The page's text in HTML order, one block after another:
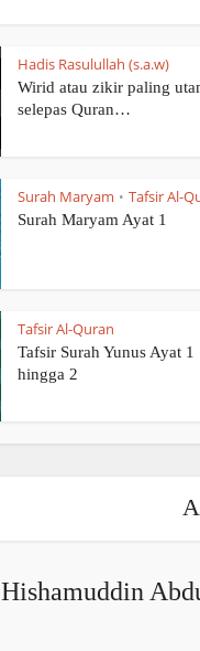
Hadis Rasulullah (s.a.w)
Wirid atau zikir paling
selepas Quran…
Surah Maryam • Tafsir Al-
Surah Maryam Ayat 1
Tafsir Al-Quran
Tafsir Surah Yunus Ayat 1
hingga 2
Hishamuddin